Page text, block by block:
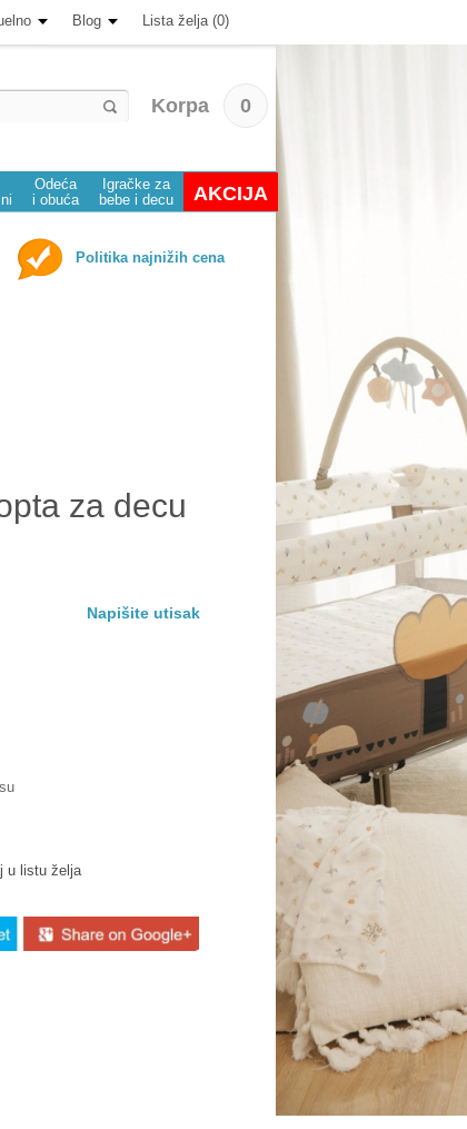
Blog Lista želja (0)
Korpa 0
Odeća
i obuća
Igračke za
bebe i decu
AKCIJA
Politika najnižih cena
za decu
Napišite utisak
u listu želja